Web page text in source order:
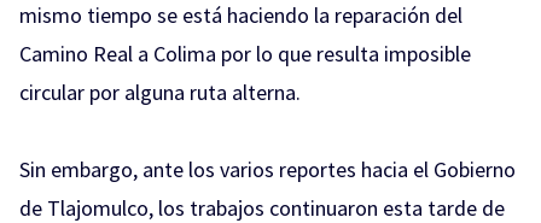
mismo tiempo se está haciendo la reparación del
Camino Real a Colima por lo que resulta imposible
circular por alguna ruta alterna.
Sin embargo, ante los varios reportes hacia el Gobierno
de Tlajomulco, los trabajos continuaron esta tarde de